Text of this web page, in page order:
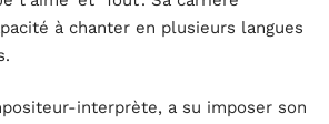
à chanter en plusieurs langues
interprète, a su imposer son